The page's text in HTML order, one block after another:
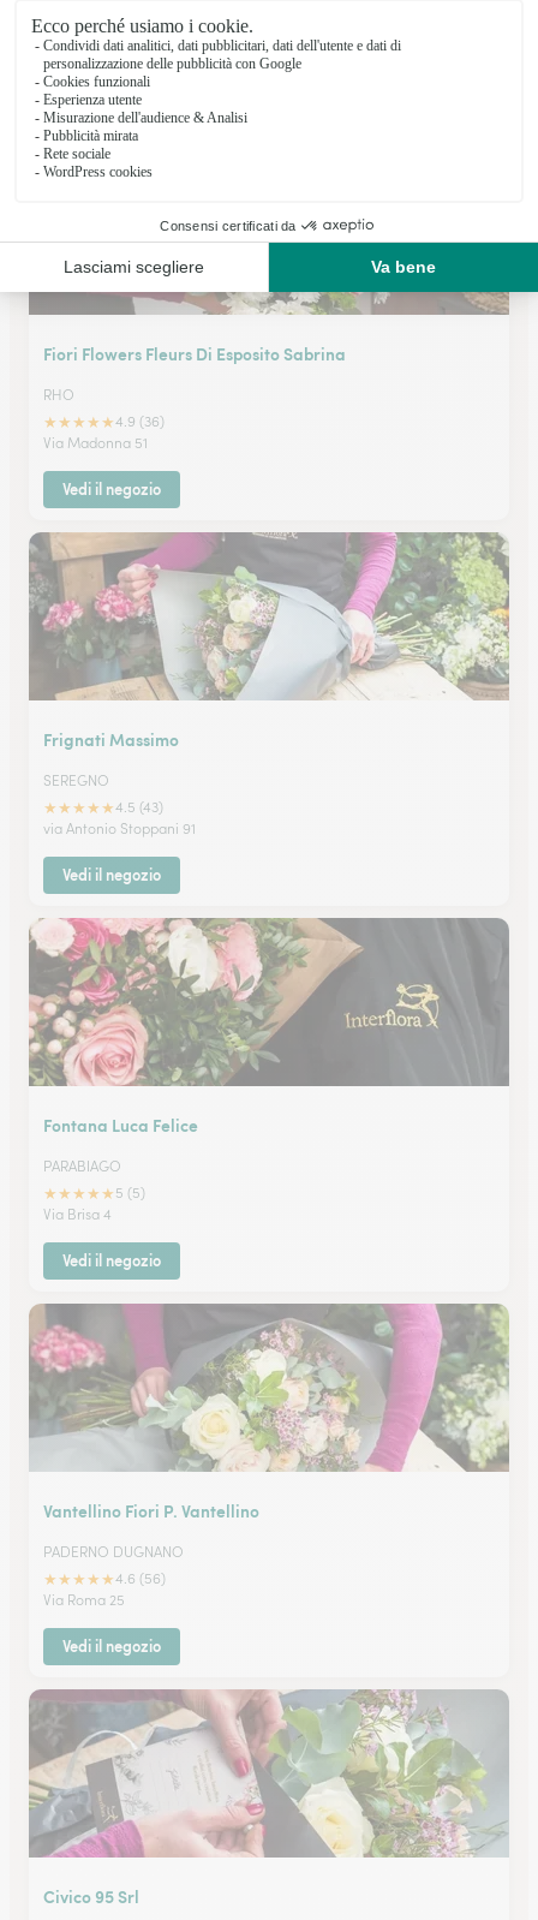
★★★★★4.4 (35)
Via A. De Gasperi 51
Vedi il negozio
Fiori Flowers Fleurs Di Esposito Sabrina
RHO
★★★★★4.9 (36)
Via Madonna 51
Vedi il negozio
Frignati Massimo
SEREGNO
★★★★★4.5 (43)
via Antonio Stoppani 91
Vedi il negozio
Fontana Luca Felice
PARABIAGO
★★★★★ 5 (5)
Via Brisa 4
Vedi il negozio
Vantellino Fiori P. Vantellino
PADERNO DUGNANO
★★★★★4.6 (56)
Via Roma 25
Vedi il negozio
Civico 95 Srl